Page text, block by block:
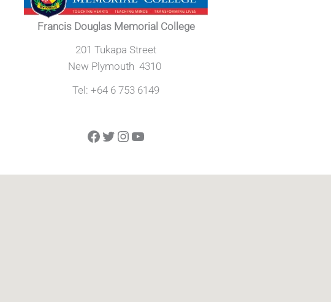
Francis Douglas Memorial College
201 Tukapa Street
New Plymouth 4310
Tel: +64 6 753 6149
Facebook
Twitter
Instagram
YouTube